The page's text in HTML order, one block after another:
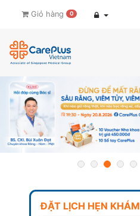
Giỏ hàng 0
ĐẶT LỊCH HẸN KHÁM